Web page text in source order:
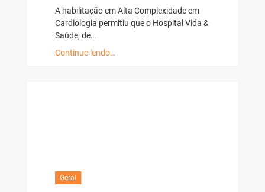
A habilitação em Alta Complexidade em
Cardiologia permitiu que o Hospital Vida &
Saúde, de…
Continue lendo…
Geral